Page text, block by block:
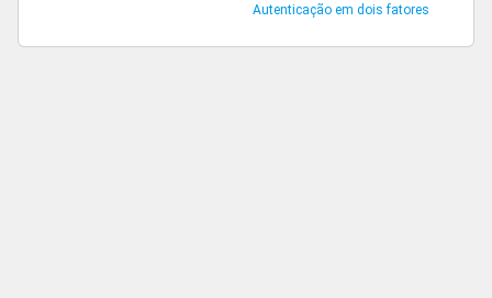
Autenticação em dois fatores